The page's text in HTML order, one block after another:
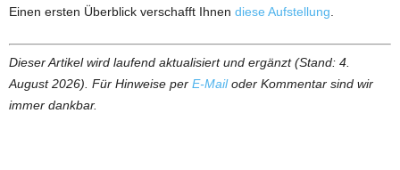
Einen ersten Überblick verschafft Ihnen diese Aufstellung
Dieser Artikel wird laufend aktualisiert und ergänzt (Stand: 4.
August 2026). Für Hinweise per E-Mailoder Kommentar sind wir
immer dankbar.